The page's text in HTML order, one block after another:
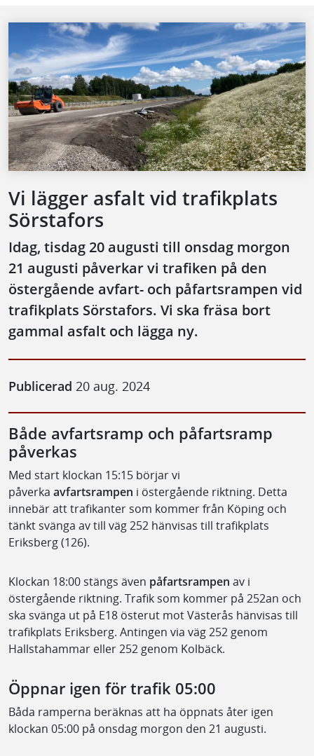
Vi lägger asfalt vid trafikplats
Sörstafors
Idag, tisdag 20 augusti till onsdag morgon
21 augusti påverkar vi trafiken på den
östergående avfart- och påfartsrampen vid
trafikplats Sörstafors. Vi ska fräsa bort
gammal asfalt och lägga ny.
Publicerad 20 aug. 2024
Både avfartsramp och påfartsramp
påverkas
Med start klockan 15:15 börjar vi
påverka avfartsrampen i östergående riktning. Detta
innebär att trafikanter som kommer från Köping och
tänkt svänga av till väg 252 hänvisas till trafikplats
Eriksberg (126).
Klockan 18:00 stängs även påfartsrampen av i
östergående riktning. Trafik som kommer på 252an och
ska svänga ut på E18 österut mot Västerås hänvisas till
trafikplats Eriksberg. Antingen via väg 252 genom
Hallstahammar eller 252 genom Kolbäck.
Öppnar igen för trafik 05:00
Båda ramperna beräknas att ha öppnats åter igen
klockan 05:00 på onsdag morgon den 21 augusti.